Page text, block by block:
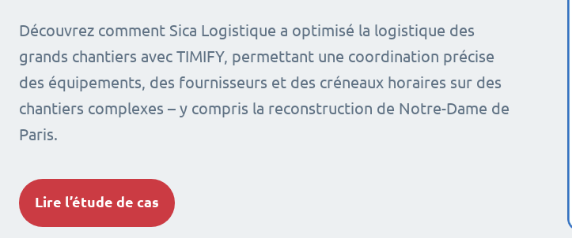
Découvrez comment Sica Logistique a optimisé la logistique des
grands chantiers avec TIMIFY, permettant une coordination précise
des équipements, des fournisseurs et des créneaux horaires sur des
chantiers complexes – y compris la reconstruction de Notre-Dame de
Paris.
Lire l’étude de cas